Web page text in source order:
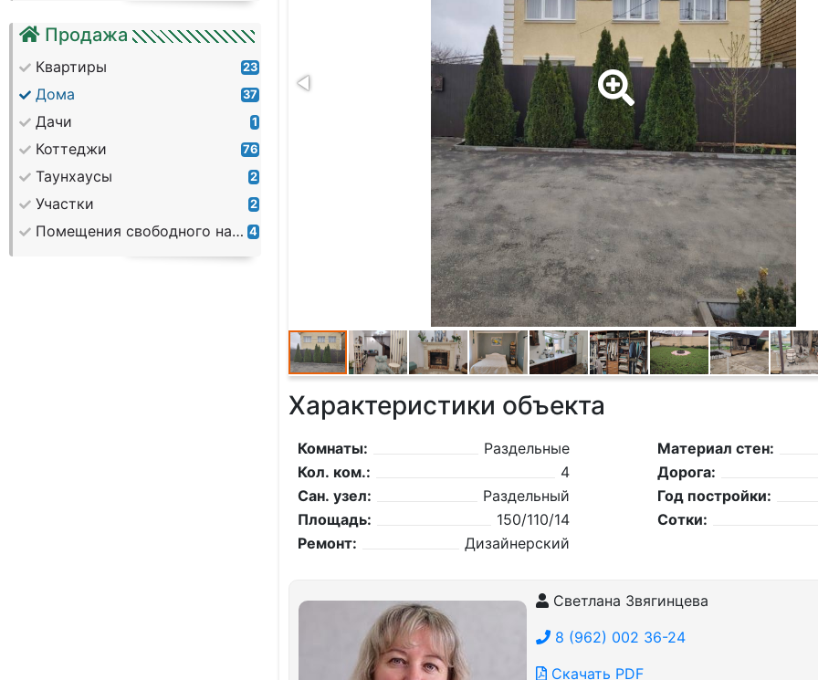
Продажа
Квартиры 23
Дома 37
Дачи 1
Коттеджи 76
Таунхаусы 2
Участки 2
Помещения свободного назначения 4
Характеристики объекта
Комнаты:
Раздельные
Кол. ком.:
4
Сан. узел:
Раздельный
Площадь:
150/110/14
Ремонт:
Дизайнерский
Материал стен:
Дорога:
Год постройки:
Сотки:
Светлана Звягинцева
8 (962) 002 36-24
Скачать PDF